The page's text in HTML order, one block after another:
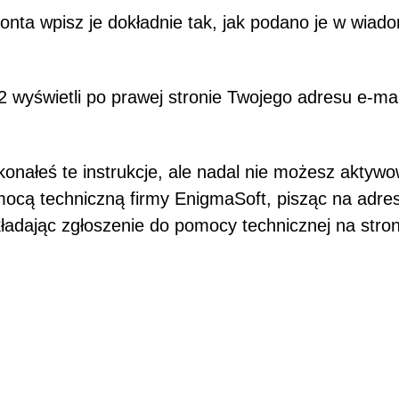
wpisz je dokładnie tak, jak podano je w
po prawej stronie Twojego adresu e-
te instrukcje, ale nadal nie możesz
techniczną firmy EnigmaSoft, pisząc na
zgłoszenie do pomocy technicznej na